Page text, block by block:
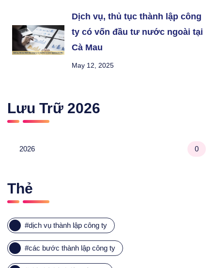
Dịch vụ, thủ tục thành lập công
ty có vốn đầu tư nước ngoài tại
Cà Mau
May 12, 2025
Lưu Trữ 2026
2026 0
Thẻ
#dịch vụ thành lập công ty
#các bước thành lập công ty